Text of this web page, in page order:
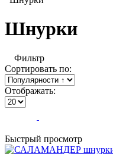
Шнурки
Фильтр
Сортировать по:
Отображать:
Быстрый просмотр